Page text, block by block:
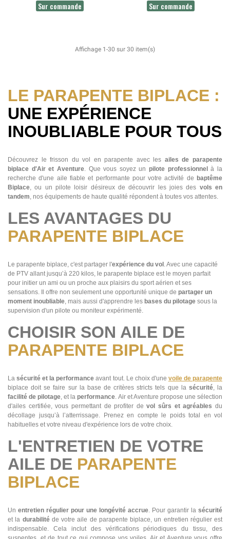
Sur commande Sur commande
Affichage 1-30 sur 30 item(s)
LE PARAPENTE BIPLACE :
UNE EXPÉRIENCE
INOUBLIABLE POUR TOUS
Découvrez le frisson du vol en parapente avec les ailes de parapente
biplace d'Air et Aventure. Que vous soyez unpilote professionnel à la
recherche d'une aile fiable et performante pour votre activité de baptême
Biplace, ou un pilote loisir désireux de découvrir les joies des vols en
tandem, nos équipements de haute qualité répondent à toutes vos attentes.
LES AVANTAGES DU
PARAPENTE BIPLACE
Le parapente biplace, c'est partager l'expérience du vol . Avec une capacité
de PTV allant jusqu’à 220 kilos, le parapente biplace est le moyen parfait
pour initier un ami ou un proche aux plaisirs du sport aérien et ses
sensations. Il offre non seulement une opportunité unique de partager un
moment inoubliable, mais aussi d'apprendre les bases du pilotage sous la
supervision d'un pilote ou moniteur expérimenté.
CHOISIR SON AILE DE
PARAPENTE BIPLACE
Lasécurité et la performance avant tout. Le choix d'une voile de parapente
biplace doit se faire sur la base de critères stricts tels que la sécurité, la
facilité de pilotage, et laperformance. Air et Aventure propose une sélection
d'ailes certifiée, vous permettant de profiter devol sûrs et agréables du
décollage jusqu’à l’atterrissage. Prenez en compte le poids total en vol
habituelles et votre niveau d'expérience lors de votre choix.
L'ENTRETIEN DE VOTRE
AILE DE PARAPENTE
BIPLACE
Un entretien régulier pour une longévité accrue. Pour garantir la sécurité
et la durabilitéde votre aile de parapente biplace, un entretien régulier est
indispensable. Cela inclut des vérifications périodiques du tissu, des